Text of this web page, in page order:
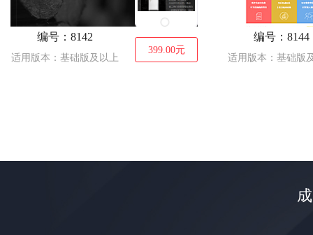
编号：8142
适用版本：基础版及以上
399.00元
编号：8144
适用版本：基础版